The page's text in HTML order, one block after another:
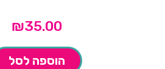
₪35.00
הוספה לסל